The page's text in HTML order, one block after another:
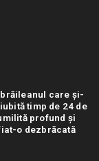
brăileanul care și-
iubită timp de 24 de
profund și
o dezbrăcată